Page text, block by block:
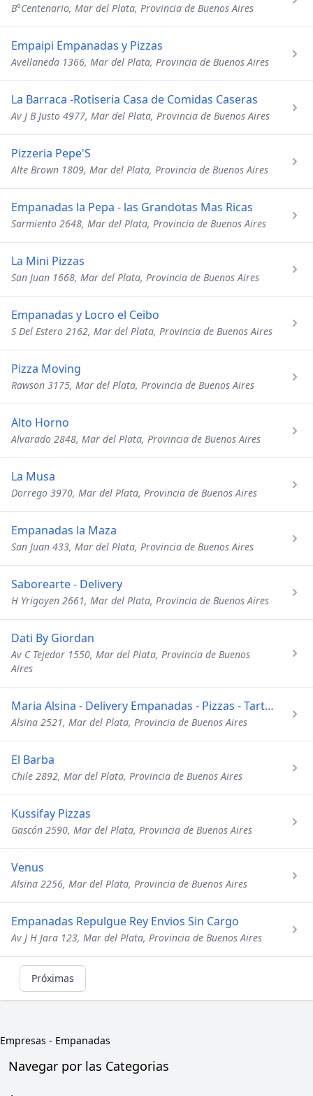
B°Centenario, Mar del Plata, Provincia de Buenos Aires
Empaipi Empanadas y Pizzas
Avellaneda 1366, Mar del Plata, Provincia de Buenos Aires
La Barraca -Rotiseria Casa de Comidas Caseras
Av J B Justo 4977, Mar del Plata, Provincia de Buenos Aires
Pizzeria Pepe'S
Alte Brown 1809, Mar del Plata, Provincia de Buenos Aires
Empanadas la Pepa - las Grandotas Mas Ricas
Sarmiento 2648, Mar del Plata, Provincia de Buenos Aires
La Mini Pizzas
San Juan 1668, Mar del Plata, Provincia de Buenos Aires
Empanadas y Locro el Ceibo
S Del Estero 2162, Mar del Plata, Provincia de Buenos Aires
Pizza Moving
Rawson 3175, Mar del Plata, Provincia de Buenos Aires
Alto Horno
Alvarado 2848, Mar del Plata, Provincia de Buenos Aires
La Musa
Dorrego 3970, Mar del Plata, Provincia de Buenos Aires
Empanadas la Maza
San Juan 433, Mar del Plata, Provincia de Buenos Aires
Saborearte - Delivery
H Yrigoyen 2661, Mar del Plata, Provincia de Buenos Aires
Dati By Giordan
Av C Tejedor 1550, Mar del Plata, Provincia de Buenos
Aires
Maria Alsina - Delivery Empanadas - Pizzas - Tartas
Alsina 2521, Mar del Plata, Provincia de Buenos Aires
El Barba
Chile 2892, Mar del Plata, Provincia de Buenos Aires
Kussifay Pizzas
Gascón 2590, Mar del Plata, Provincia de Buenos Aires
Venus
Alsina 2256, Mar del Plata, Provincia de Buenos Aires
Empanadas Repulgue Rey Envios Sin Cargo
Av J H Jara 123, Mar del Plata, Provincia de Buenos Aires
Próximas
Empresas - Empanadas
Navegar por las Categorias